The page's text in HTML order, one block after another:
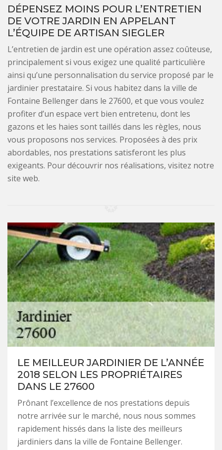
DÉPENSEZ MOINS POUR L’ENTRETIEN
DE VOTRE JARDIN EN APPELANT
L’ÉQUIPE DE ARTISAN SIEGLER
L’entretien de jardin est une opération assez coûteuse,
principalement si vous exigez une qualité particulière
ainsi qu’une personnalisation du service proposé par le
jardinier prestataire. Si vous habitez dans la ville de
Fontaine Bellenger dans le 27600, et que vous voulez
profiter d’un espace vert bien entretenu, dont les
gazons et les haies sont taillés dans les règles, nous
vous proposons nos services. Proposées à des prix
abordables, nos prestations satisferont les plus
exigeants. Pour découvrir nos réalisations, visitez notre
site web.
LE MEILLEUR JARDINIER DE L’ANNÉE
2018 SELON LES PROPRIÉTAIRES
DANS LE 27600
Prônant l’excellence de nos prestations depuis
notre arrivée sur le marché, nous nous sommes
rapidement hissés dans la liste des meilleurs
jardiniers dans la ville de Fontaine Bellenger.